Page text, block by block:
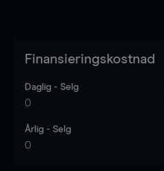
Finansieringskostnad
Daglig - Selg
0
Årlig - Selg
0